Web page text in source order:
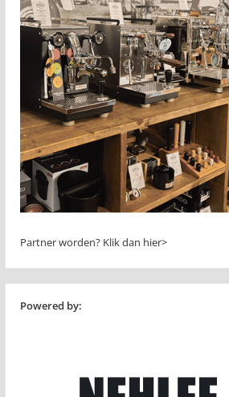
Partner worden? Klik dan hier>
Powered by: